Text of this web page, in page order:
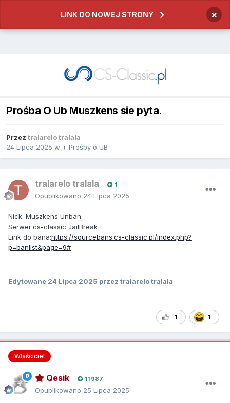
LINK DO NOWEJ STRONY ×
Prośba O Ub Muszkens sie pyta.
Przez tralarelo tralala
24 Lipca 2025 w + Prośby o UB
tralarelo tralala 1
Opublikowano 24 Lipca 2025
Nick: Muszkens Unban
Serwer:cs-classic JailBreak
Link do bana:https://sourcebans.cs-classic.pl/index.php?
p=banlist&page=9#
Edytowane 24 Lipca 2025 przez tralarelo tralala
1 1
Właściciel
Qesik 11 987
Opublikowano 25 Lipca 2025